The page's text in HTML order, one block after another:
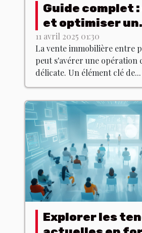
Guide complet
et optimiser un
panneau
pour la vente
particuliers
11 avril 2025 01:30
La vente immobilière entre
peut s'avérer une opération
délicate. Un élément clé de...
Explorer les